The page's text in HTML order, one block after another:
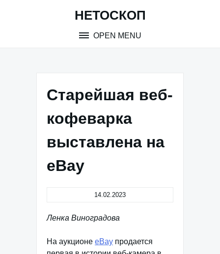
НЕТОСКОП
OPEN MENU
Старейшая веб-
кофеварка
выставлена на
eBay
14.02.2023
Ленка Виноградова
На аукционе eBay продается